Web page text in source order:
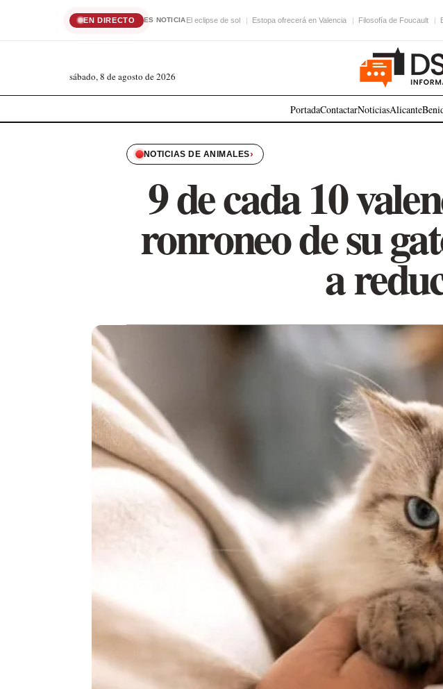
EN DIRECTO ES NOTICIAEl eclipse de sol Estopa ofrecerá en Valencia Filosofía de Foucault
sábado, 8 de agosto de 2026
PortadaContactarNoticiasAlicante
NOTICIAS DE ANIMALES›
9 de cada 10
ronroneo de su
a